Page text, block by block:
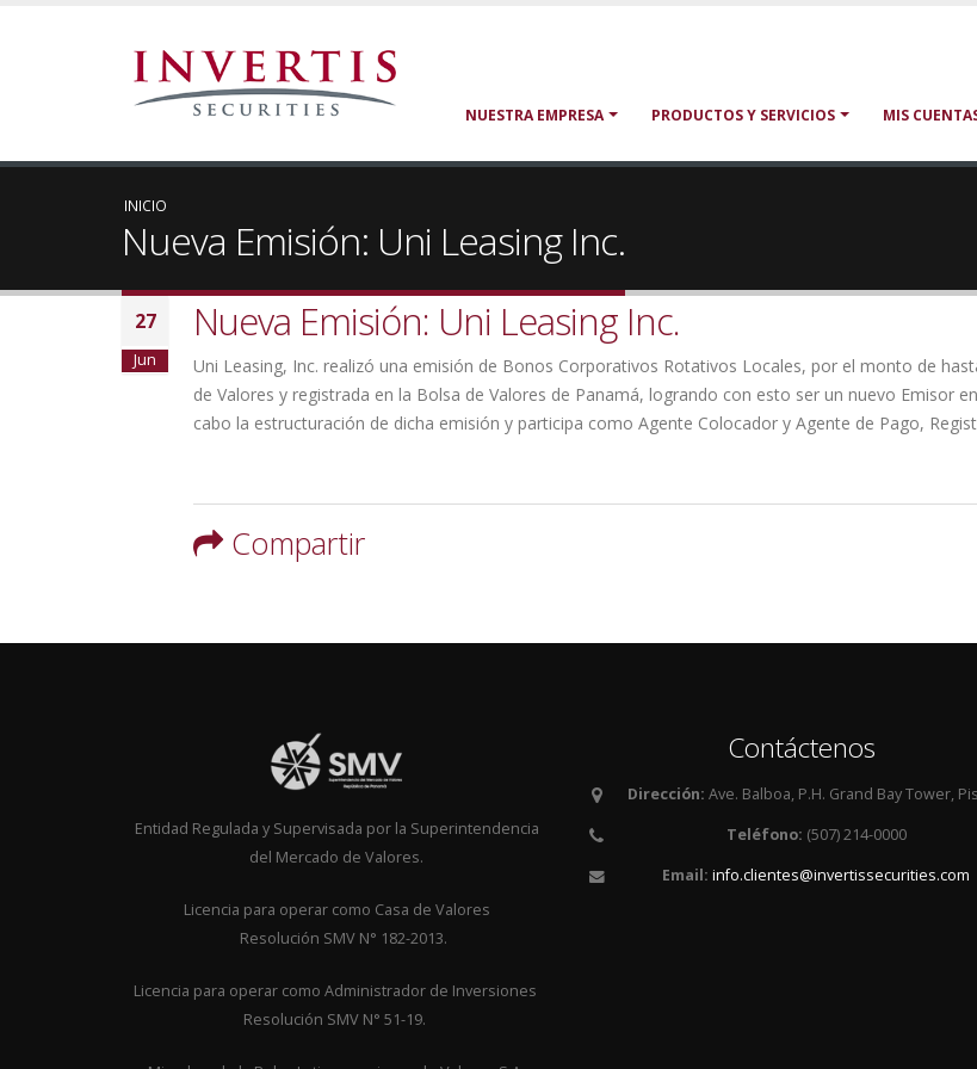
NUESTRA EMPRESA PRODUCTOS Y SERVICIOS MIS
INICIO
Nueva Emisión: Uni Leasing Inc.
27
Jun
Nueva Emisión: Uni Leasing Inc.
Uni Leasing, Inc. realizó una emisión de Bonos Corporativos Rotativos Locales, por el monto de
de Valores y registrada en la Bolsa de Valores de Panamá, logrando con esto ser un nuevo Emisor
cabo la estructuración de dicha emisión y participa como Agente Colocador y Agente de Pago,
Compartir
Entidad Regulada y Supervisada por la Superintendencia
del Mercado de Valores.
Licencia para operar como Casa de Valores
Resolución SMV N° 182-2013.
Licencia para operar como Administrador de Inversiones
Resolución SMV N° 51-19.
Contáctenos
Dirección: Ave. Balboa, P.H. Grand Bay Tower,
Teléfono: (507) 214-0000
Email: info.clientes@invertissecurities.com